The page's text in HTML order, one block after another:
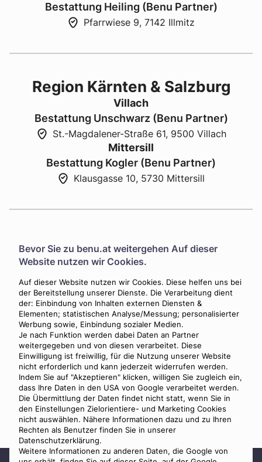
Bevor Sie zu benu.at weitergehen Auf dieser
Website nutzen wir Cookies.
Auf dieser Website nutzen wir Cookies. Diese helfen uns bei
der Bereitstellung unserer Dienste. Die Verarbeitung dient
der: Einbindung von Inhalten externen Diensten &
Elementen; statistischen Analyse/Messung; personalisierter
Werbung sowie, Einbindung sozialer Medien.
Je nach Funktion werden dabei Daten an Partner
weitergegeben und von diesen verarbeitet. Diese
Einwilligung ist freiwillig, für die Nutzung unserer Website
nicht erforderlich und kann jederzeit widerrufen werden.
Indem Sie auf "Akzeptieren" klicken, willigen Sie zugleich ein,
dass Ihre Daten in den USA von Google verarbeitet werden.
Die Übermittlung der Daten findet nicht statt, wenn Sie in
den Einstellungen Zielorientiere- und Marketing Cookies
nicht auswählen. Nähere Informationen dazu und zu Ihren
Rechten als Benutzer finden Sie in unserer
Datenschutzerklärung.
Weitere Informationen zu anderen Daten, die Google von
Bestattung Heiling (Benu Partner)
Pfarrwiese 9, 7142 Illmitz
Region Kärnten & Salzburg
Villach
Bestattung Unschwarz (Benu Partner)
St.-Magdalener-Straße 61, 9500 Villach
Mittersill
Bestattung Kogler (Benu Partner)
Klausgasse 10, 5730 Mittersill
Region Tirol & Vorarlberg
Innsbruck
Hauptstrasse 24, 8940 Liezen
Frastanz
Bestattung Ulrike Bell (Benu Partner)
Im Buchholz 9a, 6820 Frastanz
Wir sind 24 h für Sie erreichbar. Jetzt anrufen und
einen Termin vereinbaren.
0800 88 44 04